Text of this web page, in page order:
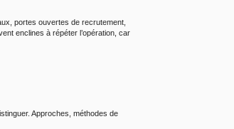
portes ouvertes de recrutement,
enclines à répéter l’opération, car
Approches, méthodes de